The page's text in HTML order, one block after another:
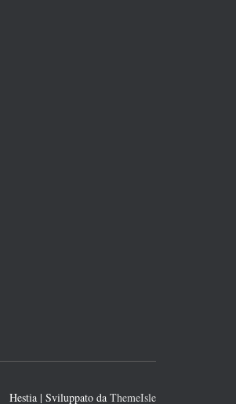
Hestia | Sviluppato da ThemeIsle